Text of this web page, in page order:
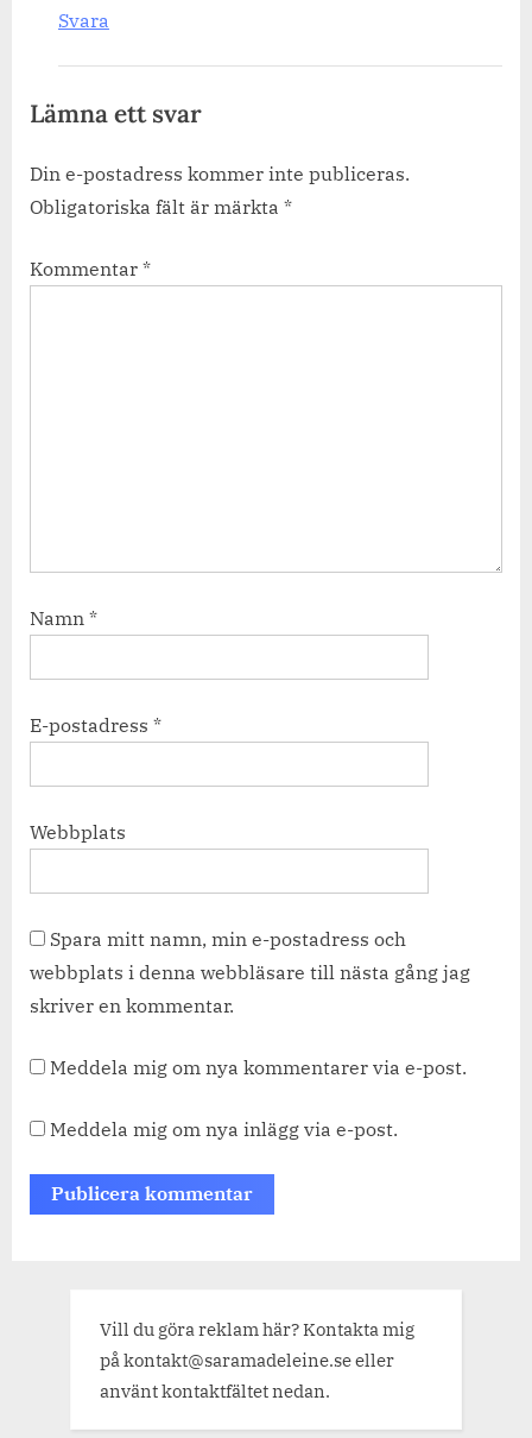
Svara
Lämna ett svar
Din e-postadress kommer inte publiceras.
Obligatoriska fält är märkta *
Kommentar *
Namn *
E-postadress *
Webbplats
Spara mitt namn, min e-postadress och
webbplats i denna webbläsare till nästa gång jag
skriver en kommentar.
Meddela mig om nya kommentarer via e-post.
Meddela mig om nya inlägg via e-post.
Vill du göra reklam här? Kontakta mig
på kontakt@saramadeleine.se eller
använt kontaktfältet nedan.